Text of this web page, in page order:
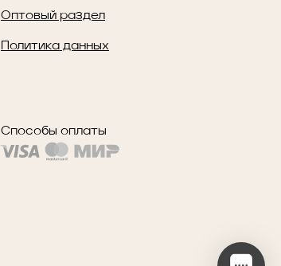
Оптовый раздел
Политика данных
Способы оплаты